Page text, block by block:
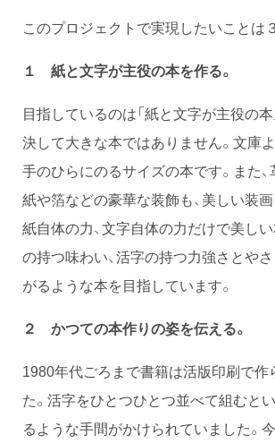
このプロジェクトで実現したいことは
１ 紙と文字が主役の本を作る。
目指しているのは「紙と文字が主役の本
決して大きな本ではありません。文庫よ
手のひらにのるサイズの本です。また
紙や箔などの豪華な装飾も、美しい装画
紙自体の力、文字自体の力だけで美し
の持つ味わい、活字の持つ力強さとや
がるような本を目指しています。
２ かつての本作りの姿を伝える。
1980年代ごろまで書籍は活版印刷で作
た。活字をひとつひとつ並べて組むと
るような手間がかけられていました。